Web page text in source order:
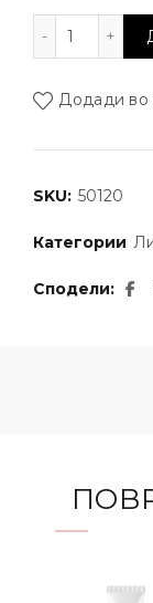
Маски
Додади во
SKU: 50120
Категории
Сподели